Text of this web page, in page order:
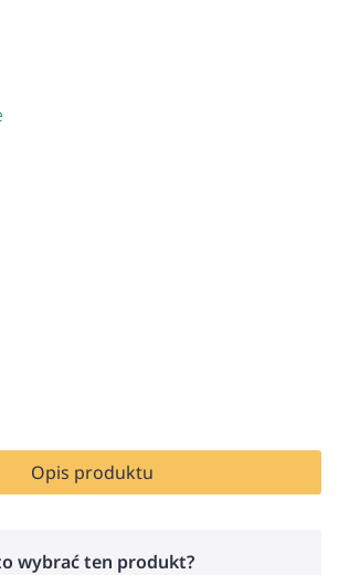
Opis produktu
wybrać ten produkt?